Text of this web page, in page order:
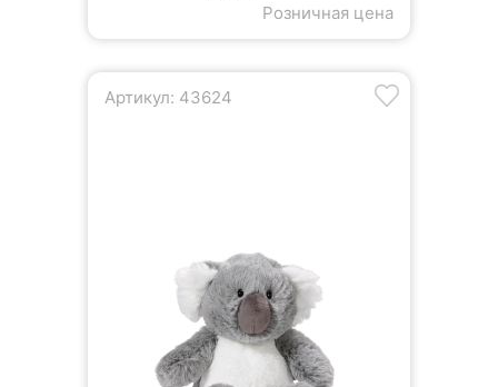
Розничная цена
Артикул: 43624